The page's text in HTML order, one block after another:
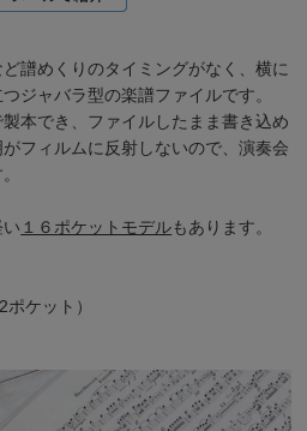
譜めくりのタイミングがなく、横に
ジャバラ型の楽譜ファイルです。
本でき、ファイルしたまま書き込め
フィルムに反射しないので、演奏会
１６ポケットモデルもあります。
ケット）